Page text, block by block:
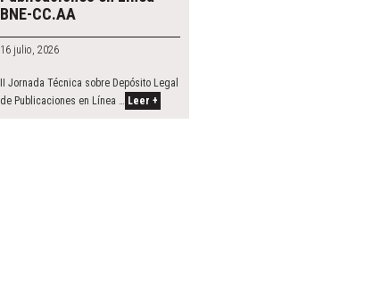
BNE-CC.AA
16 julio, 2026
II Jornada Técnica sobre Depósito Legal
de Publicaciones en Línea … Leer +